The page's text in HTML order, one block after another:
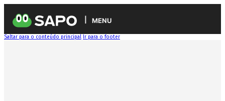
MENU
Saltar para o conteúdo principal Ir para o footer